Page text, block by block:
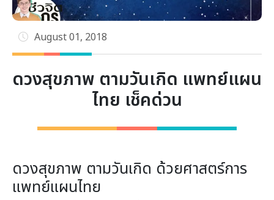
August 01, 2018
ดวงสุขภาพ ตามวันเกิด แพทย์แผน
ไทย เช็คด่วน
ดวงสุขภาพ ตามวันเกิด ด้วยศาสตร์การ
แพทย์แผนไทย